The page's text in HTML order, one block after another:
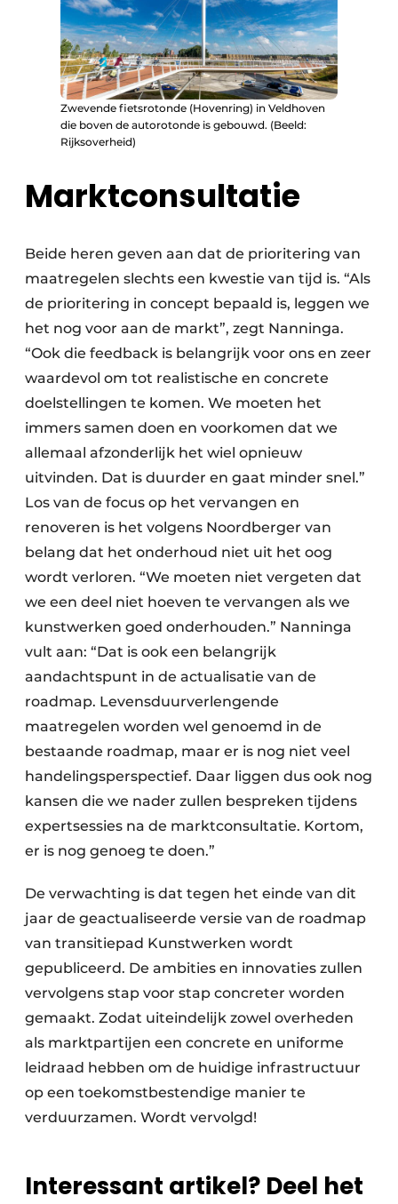
Zwevende fietsrotonde (Hovenring) in Veldhoven
die boven de autorotonde is gebouwd. (Beeld:
Rijksoverheid)
Marktconsultatie
Beide heren geven aan dat de prioritering van
maatregelen slechts een kwestie van tijd is. “Als
de prioritering in concept bepaald is, leggen we
het nog voor aan de markt”, zegt Nanninga.
“Ook die feedback is belangrijk voor ons en zeer
waardevol om tot realistische en concrete
doelstellingen te komen. We moeten het
immers samen doen en voorkomen dat we
allemaal afzonderlijk het wiel opnieuw
uitvinden. Dat is duurder en gaat minder snel.”
Los van de focus op het vervangen en
renoveren is het volgens Noordberger van
belang dat het onderhoud niet uit het oog
wordt verloren. “We moeten niet vergeten dat
we een deel niet hoeven te vervangen als we
kunstwerken goed onderhouden.” Nanninga
vult aan: “Dat is ook een belangrijk
aandachtspunt in de actualisatie van de
roadmap. Levensduurverlengende
maatregelen worden wel genoemd in de
bestaande roadmap, maar er is nog niet veel
handelingsperspectief. Daar liggen dus ook nog
kansen die we nader zullen bespreken tijdens
expertsessies na de marktconsultatie. Kortom,
er is nog genoeg te doen.”
De verwachting is dat tegen het einde van dit
jaar de geactualiseerde versie van de roadmap
van transitiepad Kunstwerken wordt
gepubliceerd. De ambities en innovaties zullen
vervolgens stap voor stap concreter worden
gemaakt. Zodat uiteindelijk zowel overheden
als marktpartijen een concrete en uniforme
leidraad hebben om de huidige infrastructuur
op een toekomstbestendige manier te
verduurzamen. Wordt vervolgd!
Interessant artikel? Deel het